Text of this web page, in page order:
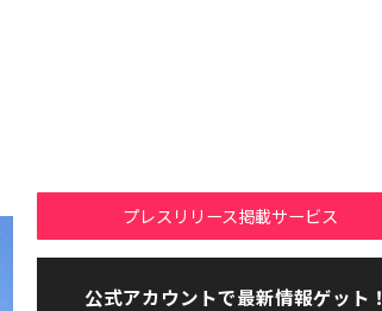
プレスリリース掲載サービス
公式アカウントで最新情報ゲット！